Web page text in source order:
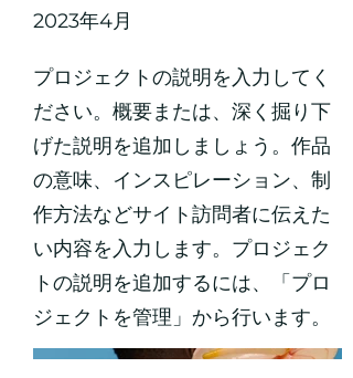
2023年4月
プロジェクトの説明を入力してく
ださい。概要または、深く掘り下
げた説明を追加しましょう。作品
の意味、インスピレーション、制
作方法などサイト訪問者に伝えた
い内容を入力します。プロジェク
トの説明を追加するには、「プロ
ジェクトを管理」から行います。